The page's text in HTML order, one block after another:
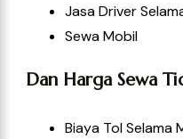
Jasa Driver
Sewa Mobil
Dan Harga Sewa
Biaya Tol Selama